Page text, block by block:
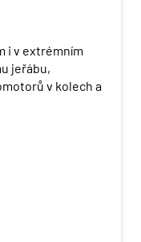
i v extrémním
jeřábu,
v kolech a